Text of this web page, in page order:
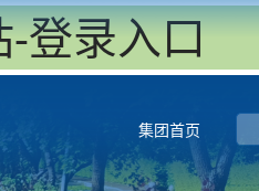
登录入口
集团首页